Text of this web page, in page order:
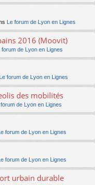
Le forum de Lyon en Lignes
2016 (Moovit)
forum de Lyon en Lignes
Le forum de Lyon en Lignes
des mobilités
forum de Lyon en Lignes
Le forum de Lyon en Lignes
Le forum de Lyon en Lignes
urbain durable